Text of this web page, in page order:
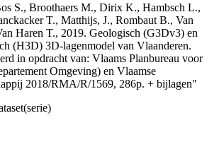
S., Broothaers M., Dirix K., Hambsch L.,
T., Matthijs, J., Rombaut B., Van
Haren T., 2019. Geologisch (G3Dv3) en
(H3D) 3D-lagenmodel van Vlaanderen.
in opdracht van: Vlaams Planbureau voor
Omgeving) en Vlaamse
2018/RMA/R/1569, 286p. + bijlagen"